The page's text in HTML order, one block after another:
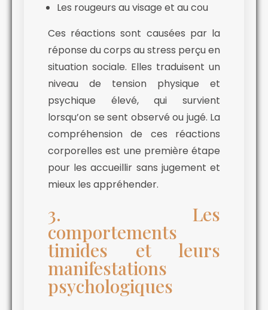
Les rougeurs au visage et au cou
Ces réactions sont causées par la
réponse du corps au stress perçu en
situation sociale. Elles traduisent un
niveau de tension physique et
psychique élevé, qui survient
lorsqu’on se sent observé ou jugé. La
compréhension de ces réactions
corporelles est une première étape
pour les accueillir sans jugement et
mieux les appréhender.
3. Les
comportements
timides et leurs
manifestations
psychologiques